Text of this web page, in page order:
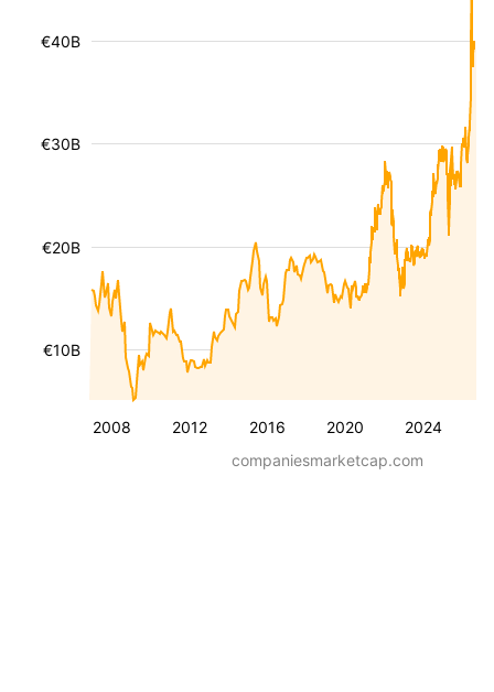
2008 2012 2016 2020 2024
€10B
€20B
€30B
€40B
companiesmarketcap.com